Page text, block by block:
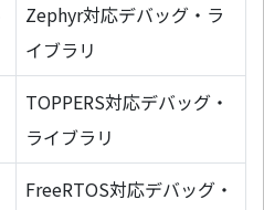
Zephyr対応デバッグ・ラ
イブラリ
TOPPERS対応デバッグ・
ライブラリ
FreeRTOS対応デバッグ・